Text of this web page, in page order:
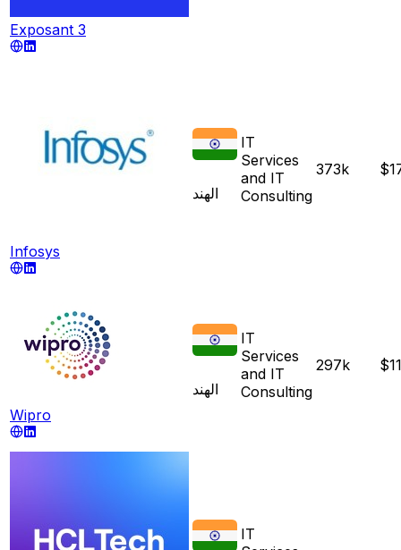
Exposant 3
Infosys
الهند
IT
Services
and IT
Consulting
373k
Wipro
الهند
IT
Services
and IT
Consulting
297k
IT